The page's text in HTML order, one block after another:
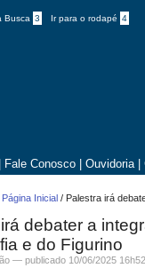
Busca 3 Ir para o rodapé 4
Fale Conosco Ouvidoria
Página Inicial / Palestra irá
debater a
e do Figurino
—publicado 10/06/2025